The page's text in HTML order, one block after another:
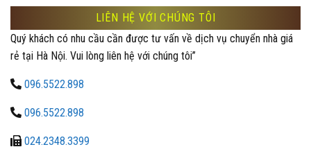
LIÊN HỆ VỚI CHÚNG TÔI
Quý khách có nhu cầu cần được tư vấn về dịch vụ chuyển nhà giá
rẻ tại Hà Nội. Vui lòng liên hệ với chúng tôi”
096.5522.898
096.5522.898
024.2348.3399